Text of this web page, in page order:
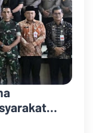
Tolak